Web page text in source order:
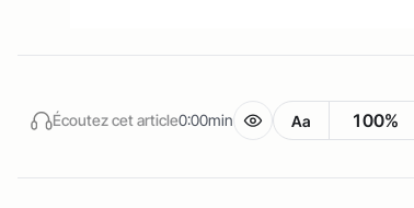
Écoutez cet article0:00min Aa 100%